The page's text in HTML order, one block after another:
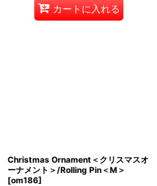
カートに入れる
Christmas Ornament＜クリスマスオ
ーナメント＞/Rolling Pin＜M＞
[om186]